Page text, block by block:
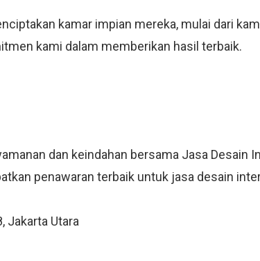
kamar impian mereka, mulai dari
kami dalam memberikan hasil terbaik.
dan keindahan bersama Jasa Desain
penawaran terbaik untuk jasa desain
Jakarta Utara